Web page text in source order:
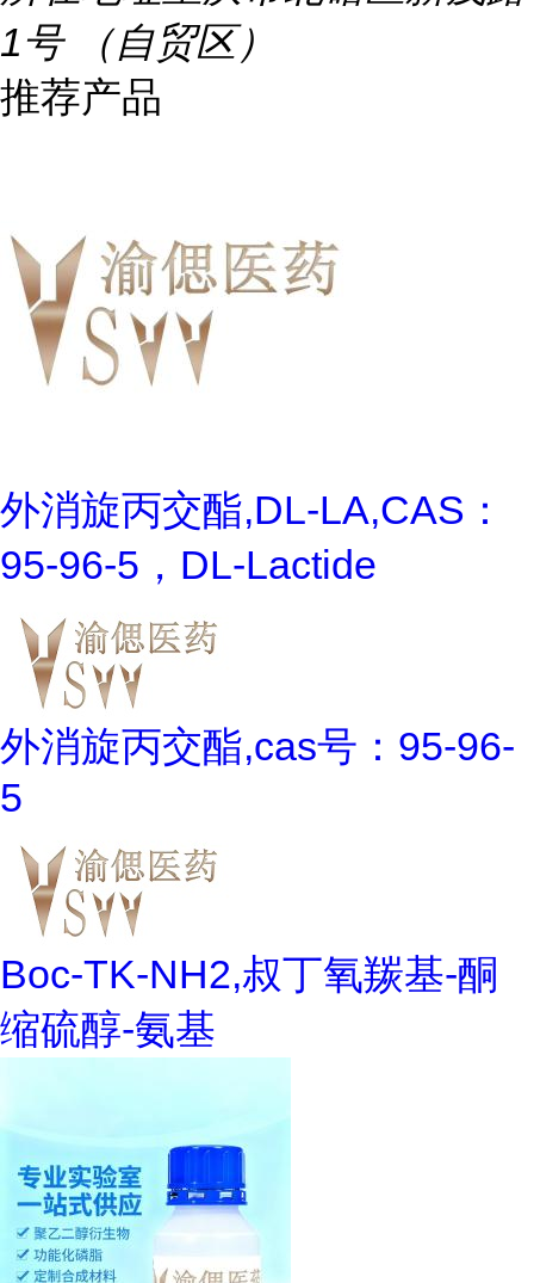
1号 （自贸区）
推荐产品
外消旋丙交酯,DL-LA,CAS：
95-96-5，DL-Lactide
外消旋丙交酯,cas号：95-96-
5
Boc-TK-NH2,叔丁氧羰基-酮
缩硫醇-氨基